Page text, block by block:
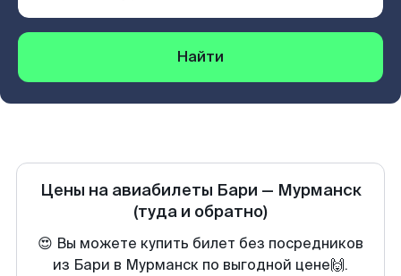
Найти
Цены на авиабилеты Бари — Мурманск
(туда и обратно)
😍 Вы можете купить билет без посредников
из Бари в Мурманск по выгодной цене🙌.